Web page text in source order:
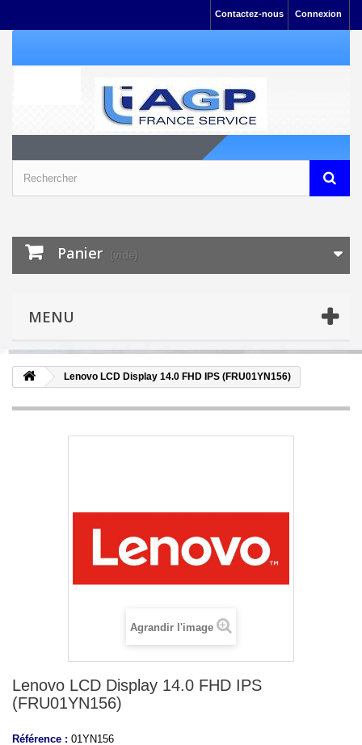
Connexion
Contactez-nous
Panier (vide)
MENU
Lenovo LCD Display 14.0 FHD IPS (FRU01YN156)
Agrandir l'image
Lenovo LCD Display 14.0 FHD IPS
(FRU01YN156)
Référence : 01YN156